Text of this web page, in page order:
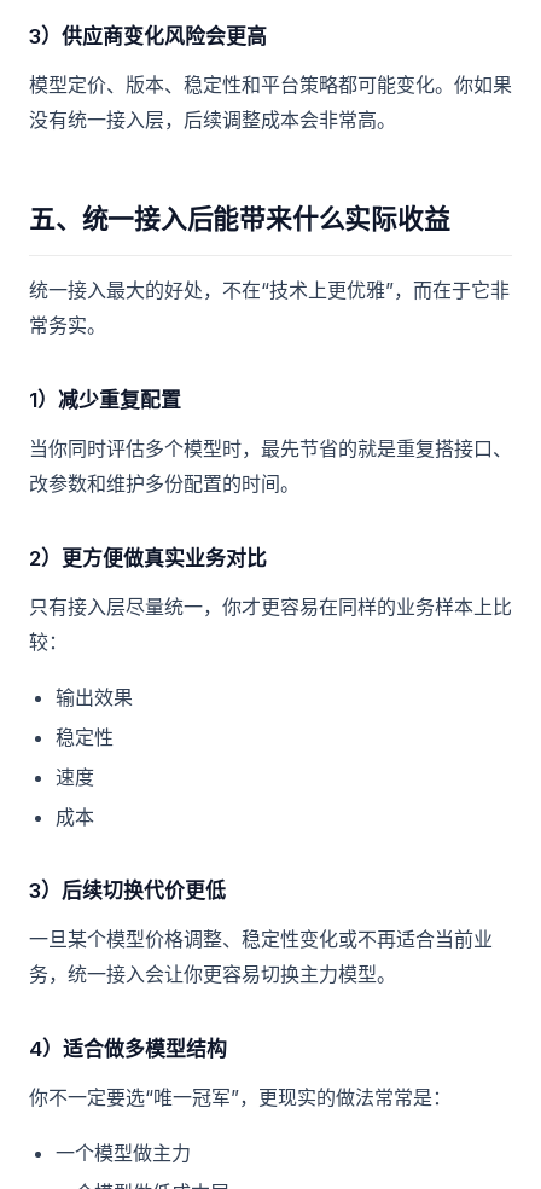
3）供应商变化风险会更高
模型定价、版本、稳定性和平台策略都可能变化。你如果
没有统一接入层，后续调整成本会非常高。
五、统一接入后能带来什么实际收益
统一接入最大的好处，不在“技术上更优雅”，而在于它非
常务实。
1）减少重复配置
当你同时评估多个模型时，最先节省的就是重复搭接口、
改参数和维护多份配置的时间。
2）更方便做真实业务对比
只有接入层尽量统一，你才更容易在同样的业务样本上比
较：
输出效果
稳定性
速度
成本
3）后续切换代价更低
一旦某个模型价格调整、稳定性变化或不再适合当前业
务，统一接入会让你更容易切换主力模型。
4）适合做多模型结构
你不一定要选“唯一冠军”，更现实的做法常常是：
一个模型做主力